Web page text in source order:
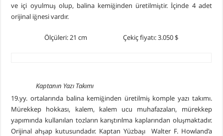
ve içi oyulmuş olup, balina kemiğinden üretilmiştir. İçinde 4 adet
orijinal iğnesi vardır.
Ölçüleri: 21 cm Çekiç fiyatı: 3.050 $
Kaptanın Yazı Takımı
19.yy. ortalarında balina kemiğinden üretilmiş komple yazı takımı.
Mürekkep hokkası, kalem, kalem ucu muhafazaları, mürekkep
yapımında kullanılan tozların karıştırılma kaplarından oluşmaktadır.
Orijinal ahşap kutusundadır. Kaptan Yüzbaşı Walter F. Howland’a